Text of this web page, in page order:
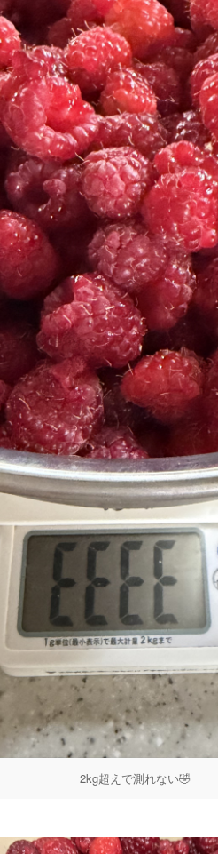
2kg超えで測れない🤣